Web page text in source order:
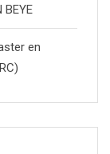
BEYE
en